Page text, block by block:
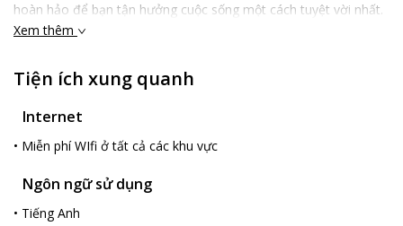
hoàn hảo để bạn tận hưởng cuộc sống một cách tuyệt vời nhất.
Xem thêm
Tiện ích xung quanh
Internet
• Miễn phí WIfi ở tất cả các khu vực
Ngôn ngữ sử dụng
• Tiếng Anh